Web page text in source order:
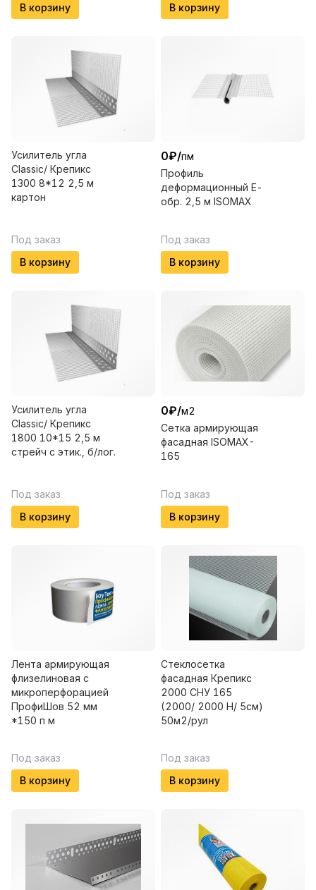
В корзину
В корзину
Усилитель угла
Classic/ Крепикс
1300 8*12 2,5 м
картон
Под заказ
В корзину
0₽/пм
Профиль
деформационный Е-
обр. 2,5 м ISOMAX
Под заказ
В корзину
Усилитель угла
Classic/ Крепикс
1800 10*15 2,5 м
стрейч с этик., б/лог.
Под заказ
В корзину
0₽/м2
Сетка армирующая
фасадная ISOMAX-
165
Под заказ
В корзину
Лента армирующая
флизелиновая с
микроперфорацией
ПрофиШов 52 мм
*150 п м
Под заказ
В корзину
Стеклосетка
фасадная Крепикс
2000 СНУ 165
(2000/ 2000 Н/ 5см)
50м2/рул
Под заказ
В корзину